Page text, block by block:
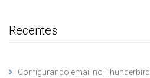
Recentes
Configurando email no Thunderbird